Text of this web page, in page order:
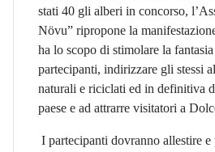
stati 40 gli alberi in concorso,
Növu” ripropone la
ha lo scopo di stimolare la
partecipanti, indirizzare gli stessi
naturali e riciclati ed in definitiva
paese e ad attrarre visitatori a
I partecipanti dovranno allestire e